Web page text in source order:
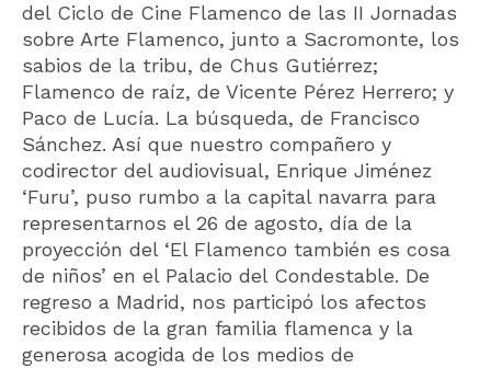
del Ciclo de Cine Flamenco de las II Jornadas
sobre Arte Flamenco, junto a Sacromonte, los
sabios de la tribu, de Chus Gutiérrez;
Flamenco de raíz, de Vicente Pérez Herrero; y
Paco de Lucía. La búsqueda, de Francisco
Sánchez. Así que nuestro compañero y
codirector del audiovisual, Enrique Jiménez
‘Furu’, puso rumbo a la capital navarra para
representarnos el 26 de agosto, día de la
proyección del ‘El Flamenco también es cosa
de niños’ en el Palacio del Condestable. De
regreso a Madrid, nos participó los afectos
recibidos de la gran familia flamenca y la
generosa acogida de los medios de